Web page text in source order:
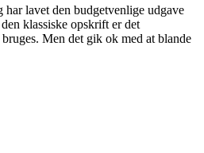
har lavet den budgetvenlige udgave
klassiske opskrift er det
Men det gik ok med at blande